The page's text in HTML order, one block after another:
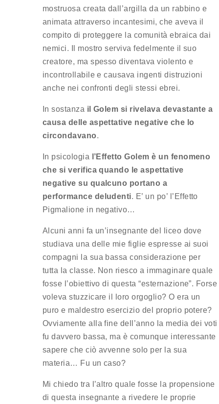
mostruosa creata dall’argilla da un rabbino e
animata attraverso incantesimi, che aveva il
compito di proteggere la comunità ebraica dai
nemici. Il mostro serviva fedelmente il suo
creatore, ma spesso diventava violento e
incontrollabile e causava ingenti distruzioni
anche nei confronti degli stessi ebrei.
In sostanza il Golem si rivelava devastante a
causa delle aspettative negative che lo
circondavano.
In psicologia
l’Effetto Golem è un fenomeno
che si verifica quando le aspettative
negative su qualcuno portano a
performance deludenti. E’ un po’ l’Effetto
Pigmalione in negativo…
Alcuni anni fa un’insegnante del liceo dove
studiava una delle mie figlie espresse ai suoi
compagni la sua bassa considerazione per
tutta la classe. Non riesco a immaginare quale
fosse l’obiettivo di questa “esternazione”. Forse
voleva stuzzicare il loro orgoglio? O era un
puro e maldestro esercizio del proprio potere?
Ovviamente alla fine dell’anno la media dei voti
fu davvero bassa, ma è comunque interessante
sapere che ciò avvenne solo per la sua
materia… Fu un caso?
Mi chiedo tra l’altro quale fosse la propensione
di questa insegnante a rivedere le proprie